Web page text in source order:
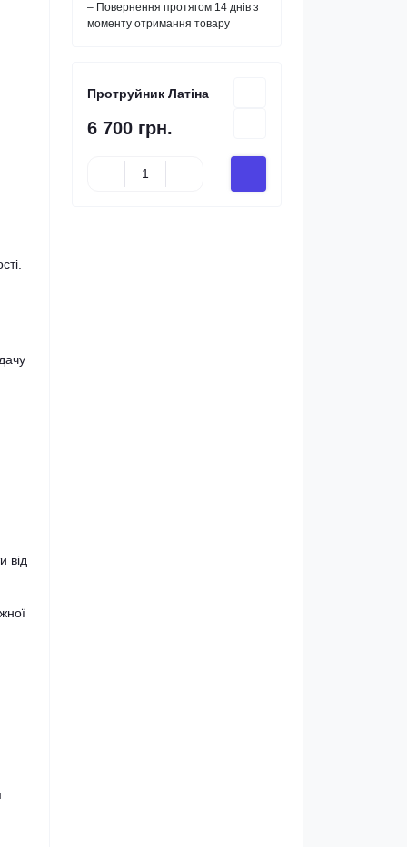
від
– Повернення протягом 14 днів з
моменту отримання товару
Протруйник Латіна
6 700 грн.